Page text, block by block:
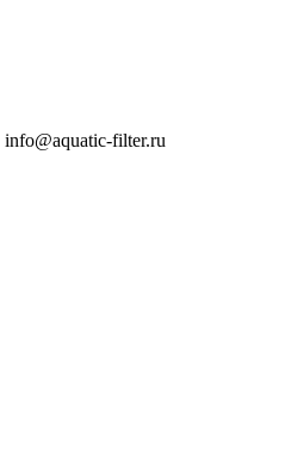
info@aquatic-filter.ru